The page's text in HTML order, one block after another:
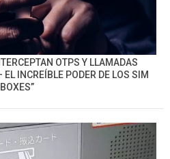
OTPS Y LLAMADAS
EL INCREÍBLE PODER DE LOS SIM
BOXES”